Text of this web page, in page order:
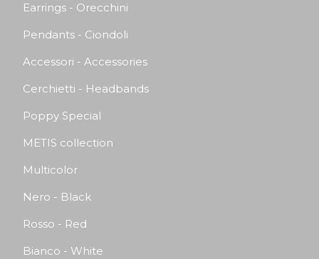
Earrings - Orecchini
Pendants - Ciondoli
Accessori - Accessories
Cerchietti - Headbands
Poppy Special
METIS collection
Multicolor
Nero - Black
Rosso - Red
Bianco - White